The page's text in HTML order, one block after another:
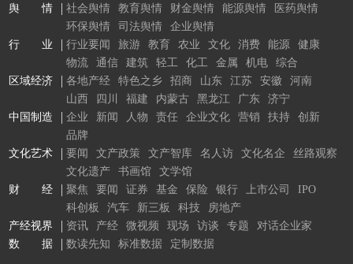
舆 情
社会舆情 教育舆情 财金舆情 能源舆情
医药舆情
环保舆情
司法舆情
企业舆情
行 业
行业要闻 旅游 教育 农业 文化 消费 能源
健康
物流
通信 建筑 轻工 化工 金属 机电
综合
区域经济
各地产经 特色之乡 招商 山东 江苏 安徽
河南
山西
四川 福建 内蒙古 黑龙江 广东
济宁
中国制造
企业 新闻 人物 责任 企业文化 营销 扶持
创新
品牌
文化艺术
要闻 文产政策 文产智库 名人访 文化名企
丝路观察
文化遗产
书画馆
文学馆
财 经
聚焦 要闻 证券 基金 保险 银行 上市公司
IPO
科创板
汽车 新三板 科技
房地产
产经视界
资讯 产经 微视频 现场 访谈 专题
对话企业家
数 据
数读先知 标准数据 定制数据